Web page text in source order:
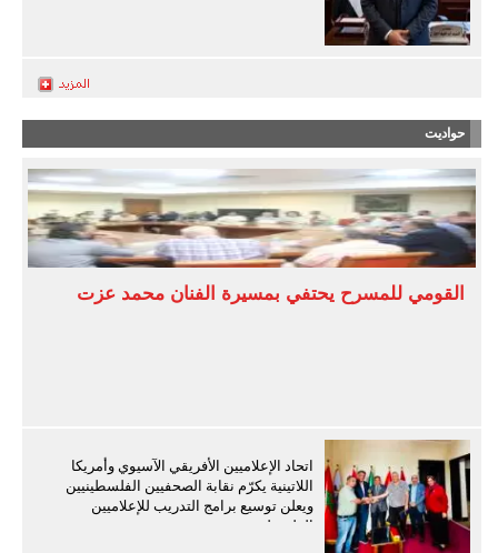
حواديت
القومي للمسرح يحتفي بمسيرة الفنان محمد عزت
اتحاد الإعلاميين الأفريقي الآسيوي وأمريكا
اللاتينية يكرّم نقابة الصحفيين الفلسطينيين
ويعلن توسيع برامج التدريب للإعلاميين
الفلسطينيين